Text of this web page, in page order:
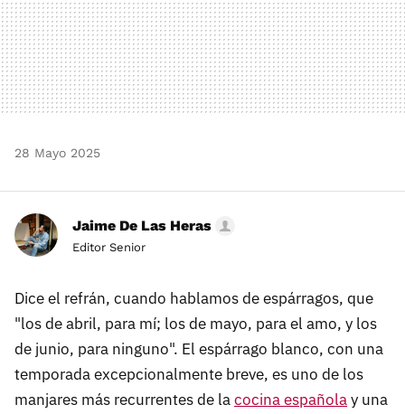
28 Mayo 2025
Jaime De Las Heras
Editor Senior
Dice el refrán, cuando hablamos de espárragos, que
"los de abril, para mí; los de mayo, para el amo, y los
de junio, para ninguno". El espárrago blanco, con una
temporada excepcionalmente breve, es uno de los
manjares más recurrentes de lacocina españolay una